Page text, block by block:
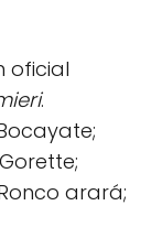
oficial
.
arará;